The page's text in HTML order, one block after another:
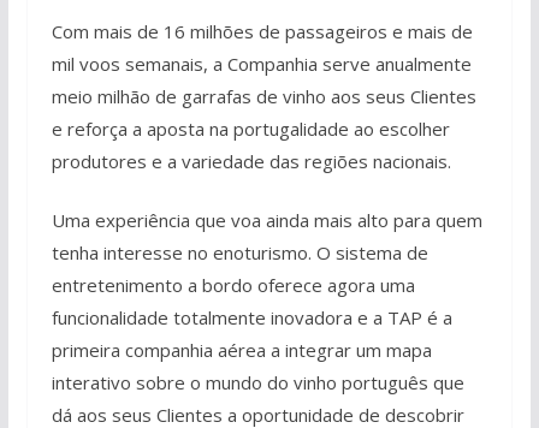
Com mais de 16 milhões de passageiros e mais de
mil voos semanais, a Companhia serve anualmente
meio milhão de garrafas de vinho aos seus Clientes
e reforça a aposta na portugalidade ao escolher
produtores e a variedade das regiões nacionais.
Uma experiência que voa ainda mais alto para quem
tenha interesse no enoturismo. O sistema de
entretenimento a bordo oferece agora uma
funcionalidade totalmente inovadora e a TAP é a
primeira companhia aérea a integrar um mapa
interativo sobre o mundo do vinho português que
dá aos seus Clientes a oportunidade de descobrir